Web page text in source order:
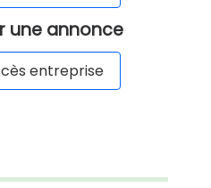
une annonce
entreprise